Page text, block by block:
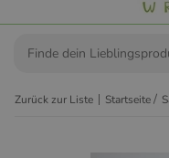
Zurück zur Liste Startseite